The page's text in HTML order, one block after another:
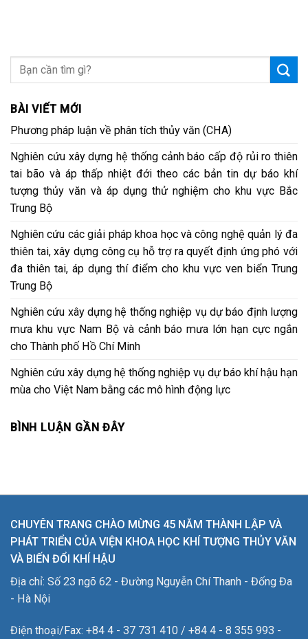
BÀI VIẾT MỚI
Phương pháp luận về phân tích thủy văn (CHA)
Nghiên cứu xây dựng hệ thống cảnh báo cấp độ rủi ro thiên
tai bão và áp thấp nhiệt đới theo các bản tin dự báo khí
tượng thủy văn và áp dụng thử nghiệm cho khu vực Bắc
Trung Bộ
Nghiên cứu các giải pháp khoa học và công nghệ quản lý đa
thiên tai, xây dựng công cụ hỗ trợ ra quyết định ứng phó với
đa thiên tai, áp dụng thí điểm cho khu vực ven biển Trung
Trung Bộ
Nghiên cứu xây dựng hệ thống nghiệp vụ dự báo định lượng
mưa khu vực Nam Bộ và cảnh báo mưa lớn hạn cực ngắn
cho Thành phố Hồ Chí Minh
Nghiên cứu xây dựng hệ thống nghiệp vụ dự báo khí hậu hạn
mùa cho Việt Nam bằng các mô hình động lực
BÌNH LUẬN GẦN ĐÂY
CHUYÊN TRANG CHÀO MỪNG 45 NĂM THÀNH LẬP VÀ
PHÁT TRIỂN CỦA VIỆN KHOA HỌC KHÍ TƯỢNG THỦY VĂN
VÀ BIẾN ĐỔI KHÍ HẬU
Địa chỉ: Số 23 ngõ 62 - Đường Nguyễn Chí Thanh - Đống Đa
- Hà Nội
Điện thoại/Fax: +84 4 - 37 731 410 / +84 4 - 8 355 993 -